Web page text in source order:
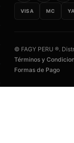
VISA MC
© FAGY PERU ®.
Términos y
Formas de Pago